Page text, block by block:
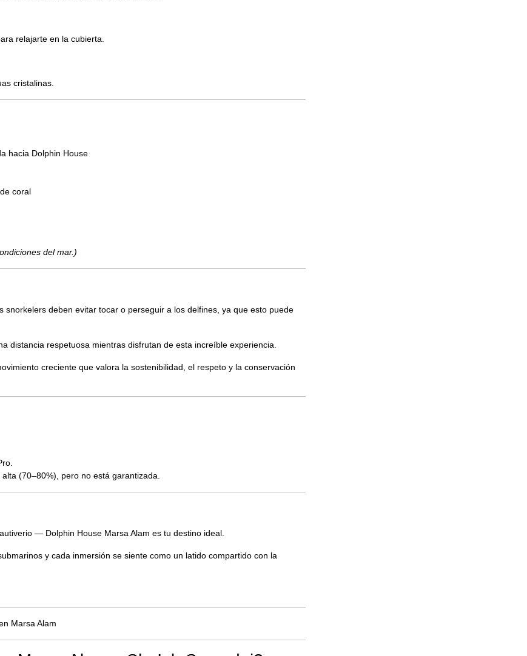
relajarte en la cubierta.
cristalinas.
hacia Dolphin House
coral
del mar.)
deben evitar tocar o perseguir a los delfines, ya que esto puede
distancia respetuosa mientras disfrutan de esta increíble experiencia.
creciente que valora la sostenibilidad, el respeto y la conservación
(70–80%), pero no está garantizada.
— Dolphin House Marsa Alam es tu destino ideal.
y cada inmersión se siente como un latido compartido con la
Marsa Alam